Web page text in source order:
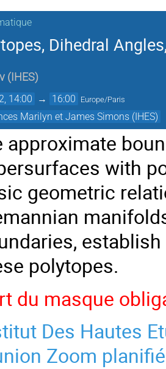
Dihedral
( IHES)
14:00 → 16:00 Europe/Paris
Marilyn et James Simons (IHES)
approximate
with
geometric
polytopes.
du masque
Des Hautes
Zoom